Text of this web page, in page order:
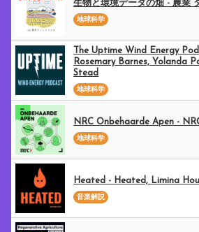
生物と環境データの畑 - 農業
地球科学
The Uptime Wind Energy
Rosemary Barnes, Yolanda
Stead
地球科学
NRC Onbehaarde Apen -
地球科学
Heated - Heated, Limina
音楽解説